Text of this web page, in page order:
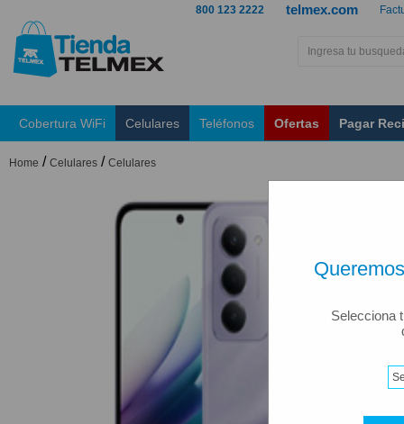
Selecciona
telmex.com
800 123 2222
Cobertura WiFi Celulares Teléfonos Ofertas Pagar
Home / Celulares / Celulares